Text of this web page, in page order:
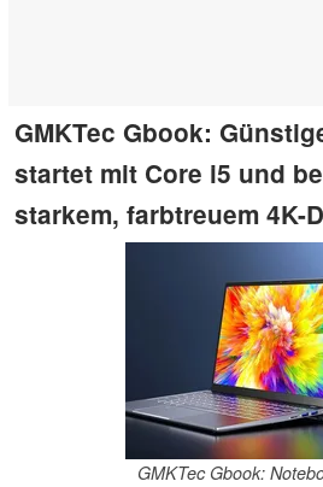
GMKTec Gbook:
startet mit Core i5 und
starkem, farbtreuem 4K-
GMKTec Gbook: